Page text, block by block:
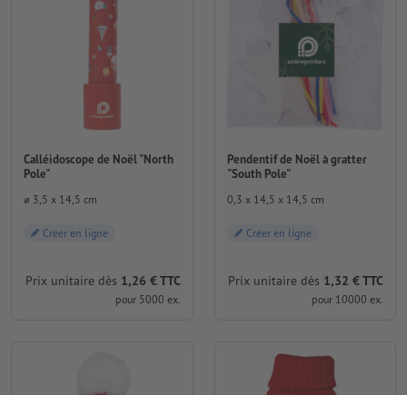
Calléidoscope de Noël "North
Pole"
⌀ 3,5 x 14,5 cm
Créer en ligne
Prix unitaire dès 1,26 € TTC
pour 5000 ex.
Pendentif de Noël à gratter
"South Pole"
0,3 x 14,5 x 14,5 cm
Créer en ligne
Prix unitaire dès 1,32 € TTC
pour 10000 ex.